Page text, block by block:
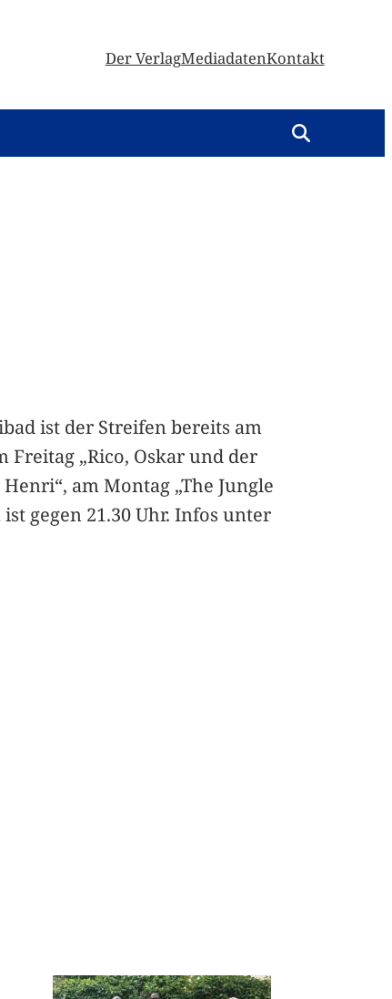
Der VerlagMediadatenKontakt
ist der Streifen bereits am
Freitag „Rico, Oskar und der
am Montag „The Jungle
gegen 21.30 Uhr. Infos unter